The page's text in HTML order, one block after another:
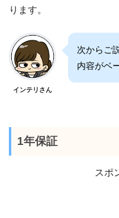
ります。
インテリさん
次からご
内容がベ
1年保証
スポ